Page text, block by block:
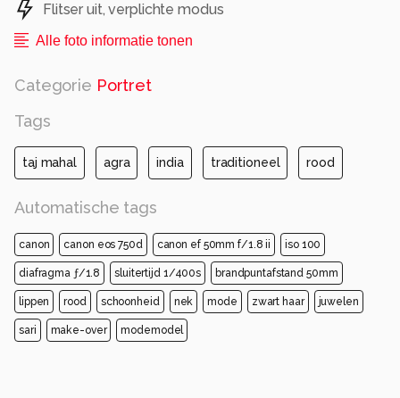
Flitser uit, verplichte modus
Alle foto informatie tonen
Categorie Portret
Tags
taj mahal agra india traditioneel rood
Automatische tags
canon canon eos 750d canon ef 50mm f/1.8 ii iso 100
diafragma ƒ/1.8 sluitertijd 1/400s brandpuntafstand 50mm
lippen rood schoonheid nek mode zwart haar juwelen
sari make-over modemodel